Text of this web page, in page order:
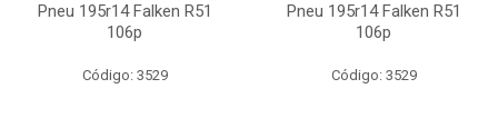
Pneu 195r14 Falken R51
106p
Código: 3529
Pneu 195r14 Falken R51
106p
Código: 3529